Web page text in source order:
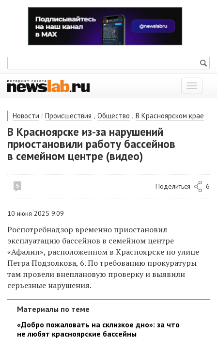
Показать
меню
Новости / Происшествия , Общество , В Красноярском крае
В Красноярске из-за нарушений
приостановили работу бассейнов
в семейном центре (видео)
5 Поделиться 6
10 июня 2025 9:09
Роспотребнадзор временно приостановил
эксплуатацию бассейнов в семейном центре
«Афалин», расположенном в Красноярске по улице
Петра Подзолкова, 6. По требованию прокуратуры
там провели внеплановую проверку и выявили
серьезные нарушения.
Материалы по теме
«Добро пожаловать на склизкое дно»: за что
не любят красноярские бассейны